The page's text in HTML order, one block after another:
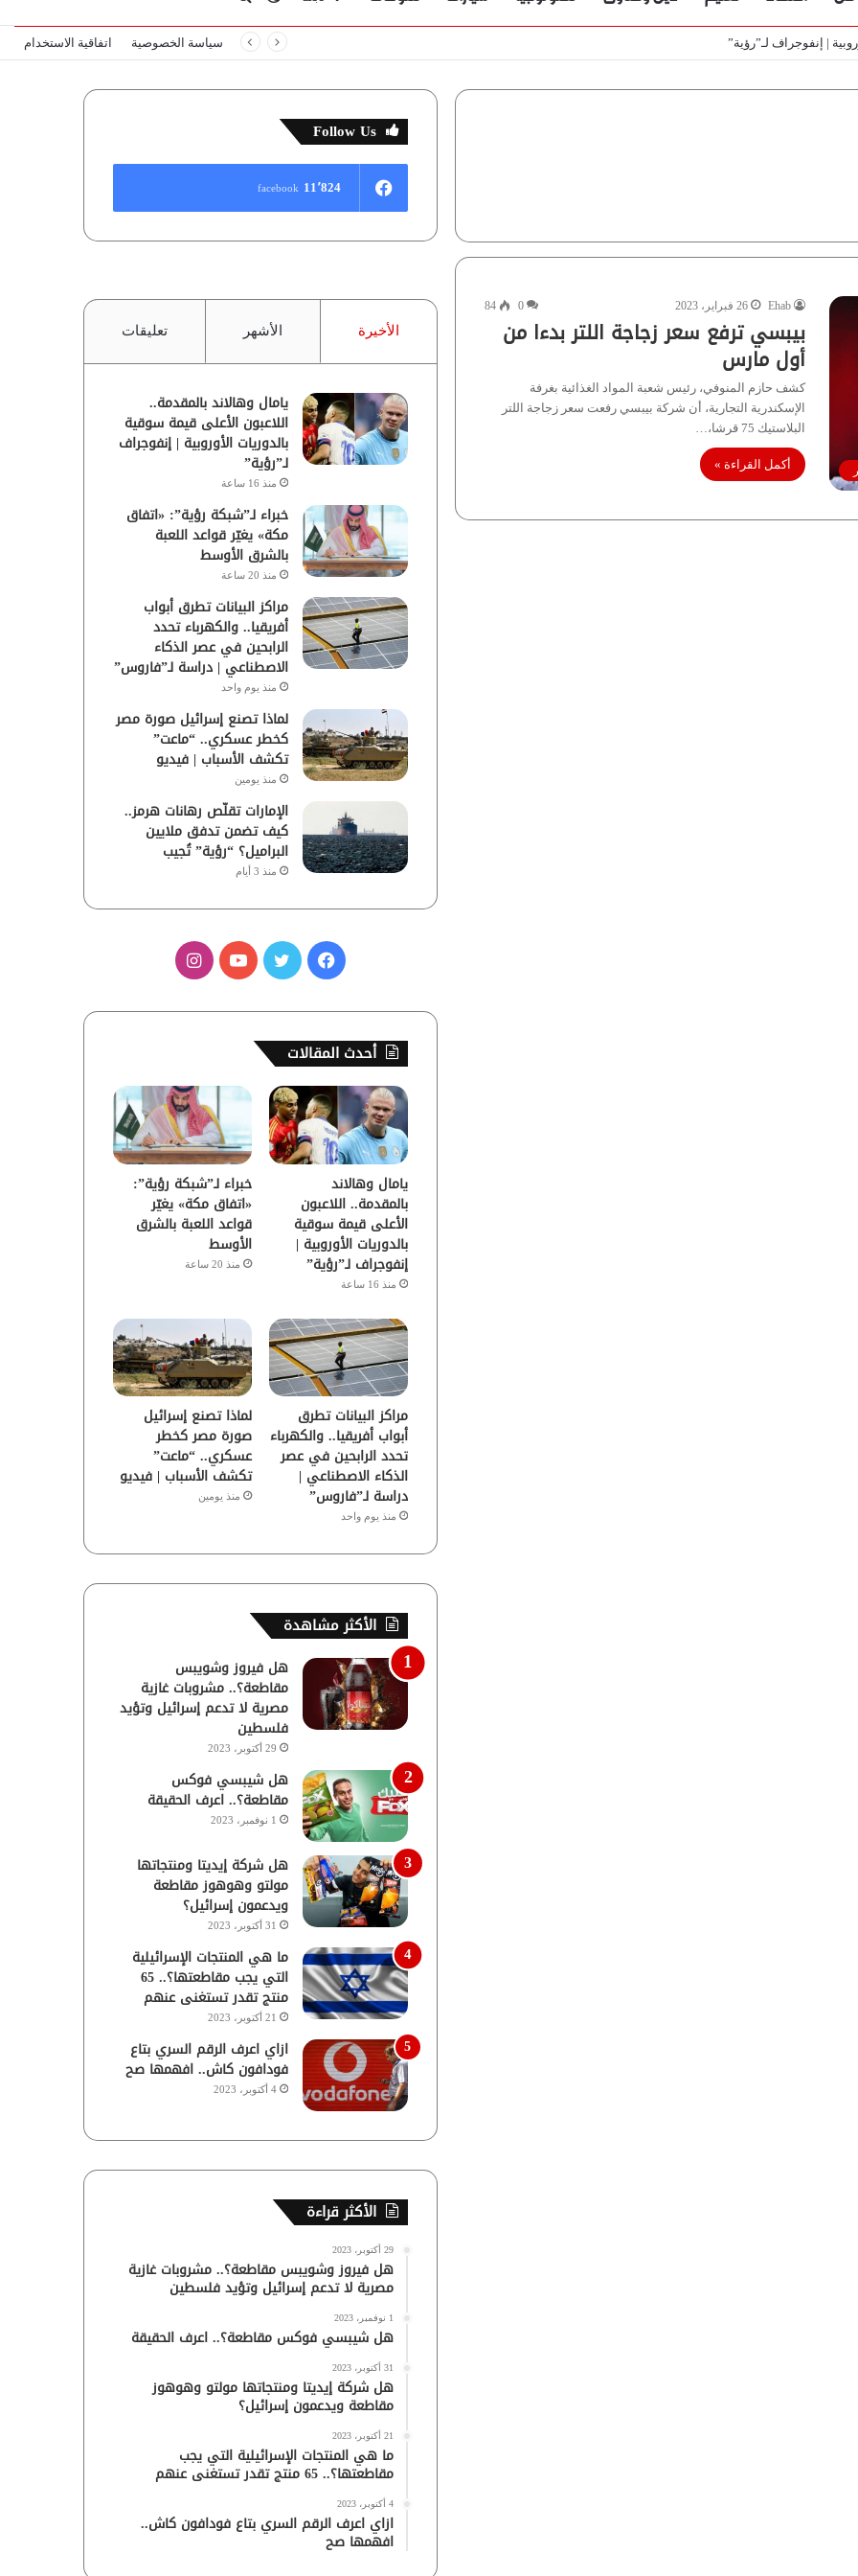
المظلم
سياسة الخصوصية اتفاقية الاستخدام
Ehab 26 فبراير، 2023 0
84
بيبسي ترفع سعر زجاجة اللتر بدءا من
أول مارس
كشف حازم المنوفي، رئيس شعبة المواد الغذائية بغرفة
الإسكندرية التجارية، أن شركة بيبسي رفعت سعر زجاجة اللتر
البلاستيك 75 قرشا،…
أكمل القراءة »
Follow Us
11٬824 facebook
الأخيرة الأشهر تعليقات
يامال وهالاند بالمقدمة..
اللاعبون الأعلى قيمة سوقية
بالدوريات الأوروبية | إنفوجراف
لـ”رؤية”
منذ 16 ساعة
خبراء لـ”شبكة رؤية”: «اتفاق
مكة» يغيّر قواعد اللعبة
بالشرق الأوسط
منذ 20 ساعة
مراكز البيانات تطرق أبواب
أفريقيا.. والكهرباء تحدد
الرابحين في عصر الذكاء
الاصطناعي | دراسة لـ”فاروس”
منذ يوم واحد
لماذا تصنع إسرائيل صورة مصر
كخطر عسكري.. “ماعت”
تكشف الأسباب | فيديو
منذ يومين
الإمارات تقلّص رهانات هرمز..
كيف تضمن تدفق ملايين
البراميل؟ “رؤية” تُجيب
منذ 3 أيام
ف
س
و
ك
ي
ر
ب
ا
ق
ر
ا
م
أحدث المقالات
يامال وهالاند
بالمقدمة.. اللاعبون
الأعلى قيمة سوقية
بالدوريات الأوروبية |
إنفوجراف لـ”رؤية”
منذ 16 ساعة
خبراء لـ”شبكة رؤية”:
«اتفاق مكة» يغيّر
قواعد اللعبة بالشرق
الأوسط
منذ 20 ساعة
مراكز البيانات تطرق
أبواب أفريقيا.. والكهرباء
تحدد الرابحين في عصر
الذكاء الاصطناعي |
دراسة لـ”فاروس”
منذ يوم واحد
لماذا تصنع إسرائيل
صورة مصر كخطر
عسكري.. “ماعت”
تكشف الأسباب | فيديو
منذ يومين
الأكثر مشاهدة
هل فيروز وشويبس
مقاطعة؟.. مشروبات غازية
مصرية لا تدعم إسرائيل وتؤيد
فلسطين
29 أكتوبر، 2023
هل شيبسي فوكس
مقاطعة؟.. اعرف الحقيقة
1 نوفمبر، 2023
هل شركة إيديتا ومنتجاتها
مولتو وهوهوز مقاطعة
ويدعمون إسرائيل؟
31 أكتوبر، 2023
ما هي المنتجات الإسرائيلية
التي يجب مقاطعتها؟.. 65
منتج تقدر تستغنى عنهم
21 أكتوبر، 2023
ازاي اعرف الرقم السري بتاع
فودافون كاش.. افهمها صح
4 أكتوبر، 2023
الأكثر قراءة
29 أكتوبر، 2023
هل فيروز وشويبس مقاطعة؟.. مشروبات غازية
مصرية لا تدعم إسرائيل وتؤيد فلسطين
1 نوفمبر، 2023
هل شيبسي فوكس مقاطعة؟.. اعرف الحقيقة
31 أكتوبر، 2023
هل شركة إيديتا ومنتجاتها مولتو وهوهوز
مقاطعة ويدعمون إسرائيل؟
21 أكتوبر، 2023
ما هي المنتجات الإسرائيلية التي يجب
مقاطعتها؟.. 65 منتج تقدر تستغنى عنهم
4 أكتوبر، 2023
ازاي اعرف الرقم السري بتاع فودافون كاش..
افهمها صح